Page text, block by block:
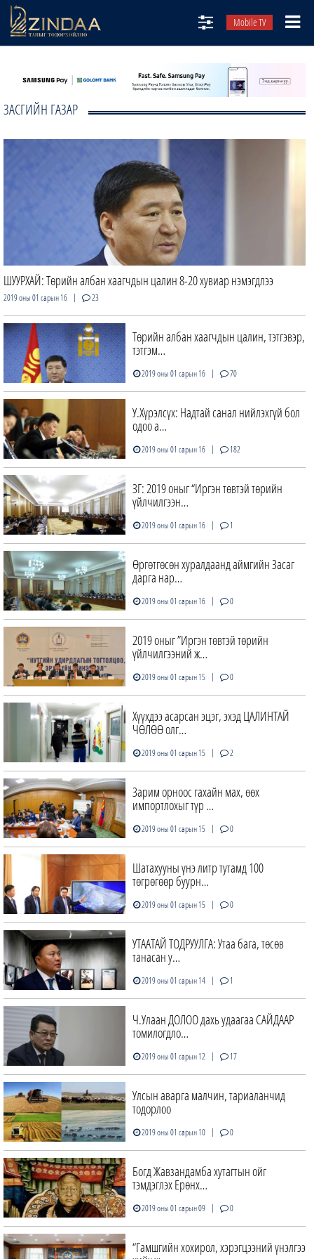
Mobile TV
ТВ8
ӨГЛӨӨНИЙ СОНИН
АУДИО ЗОХИОЛ
ЗАСГИЙН ГАЗАР
ШУУРХАЙ: Төрийн албан хаагчдын цалин 8-20 хувиар нэмэгдлээ
2019 оны 01 сарын 16 | 23
Төрийн албан хаагчдын цалин, тэтгэвэр,
тэтгэм…
2019 оны 01 сарын 16 | 70
У.Хүрэлсүх: Надтай санал нийлэхгүй бол
одоо а…
2019 оны 01 сарын 16 | 182
ЗГ: 2019 оныг “Иргэн төвтэй төрийн
үйлчилгээн…
2019 оны 01 сарын 16 | 1
Өргөтгөсөн хуралдаанд аймгийн Засаг
дарга нар…
2019 оны 01 сарын 16 | 0
2019 оныг ”Иргэн төвтэй төрийн
үйлчилгээний ж…
2019 оны 01 сарын 15 | 0
Хүүхдээ асарсан эцэг, эхэд ЦАЛИНТАЙ
ЧӨЛӨӨ олг…
2019 оны 01 сарын 15 | 2
Зарим орноос гахайн мах, өөх
импортлохыг түр …
2019 оны 01 сарын 15 | 0
Шатахууны үнэ литр тутамд 100
төгрөгөөр буурн…
2019 оны 01 сарын 15 | 0
УТААТАЙ ТОДРУУЛГА: Утаа бага, төсөв
танасан у…
2019 оны 01 сарын 14 | 1
Ч.Улаан ДОЛОО дахь удаагаа САЙДААР
томилогдло…
2019 оны 01 сарын 12 | 17
Улсын аварга малчин, тариаланчид
тодорлоо
2019 оны 01 сарын 10 | 0
Богд Жавзандамба хутагтын ойг
тэмдэглэх Ерөнх…
2019 оны 01 сарын 09 | 0
“Гамшгийн хохирол, хэрэгцээний үнэлгээ